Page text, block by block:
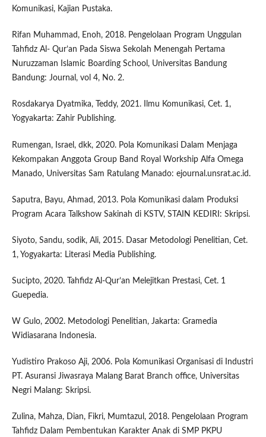
Komunikasi, Kajian Pustaka.
Rifan Muhammad, Enoh, 2018. Pengelolaan Program Unggulan
Tahfidz Al- Qur’an Pada Siswa Sekolah Menengah Pertama
Nuruzzaman Islamic Boarding School, Universitas Bandung
Bandung: Journal, vol 4, No. 2.
Rosdakarya Dyatmika, Teddy, 2021. Ilmu Komunikasi, Cet. 1,
Yogyakarta: Zahir Publishing.
Rumengan, Israel, dkk, 2020. Pola Komunikasi Dalam Menjaga
Kekompakan Anggota Group Band Royal Workship Alfa Omega
Manado, Universitas Sam Ratulang Manado: ejournal.unsrat.ac.id.
Saputra, Bayu, Ahmad, 2013. Pola Komunikasi dalam Produksi
Program Acara Talkshow Sakinah di KSTV, STAIN KEDIRI: Skripsi.
Siyoto, Sandu, sodik, Ali, 2015. Dasar Metodologi Penelitian, Cet.
1, Yogyakarta: Literasi Media Publishing.
Sucipto, 2020. Tahfidz Al-Qur’an Melejitkan Prestasi, Cet. 1
Guepedia.
W Gulo, 2002. Metodologi Penelitian, Jakarta: Gramedia
Widiasarana Indonesia.
Yudistiro Prakoso Aji, 2006. Pola Komunikasi Organisasi di Industri
PT. Asuransi Jiwasraya Malang Barat Branch office, Universitas
Negri Malang: Skripsi.
Zulina, Mahza, Dian, Fikri, Mumtazul, 2018. Pengelolaan Program
Tahfidz Dalam Pembentukan Karakter Anak di SMP PKPU